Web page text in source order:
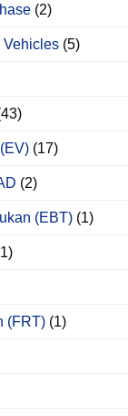
(2)
Vehicles (5)
(17)
(2)
(EBT) (1)
(FRT) (1)